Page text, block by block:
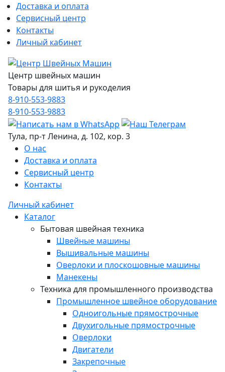
Доставка и оплата
Сервисный центр
Контакты
Личный кабинет
Центр швейных машин
Товары для шитья и рукоделия
8-910-553-9883
8-910-553-9883
Тула, пр-т Ленина, д. 102, кор. 3
О нас
Доставка и оплата
Сервисный центр
Контакты
Личный кабинет
Каталог
Бытовая швейная техника
Швейные машины
Вышивальные машины
Оверлоки и плоскошовные машины
Манекены
Техника для промышленного производства
Промышленное швейное оборудование
Одноигольные прямострочные
Двухигольные прямострочные
Оверлоки
Двигатели
Закрепочные